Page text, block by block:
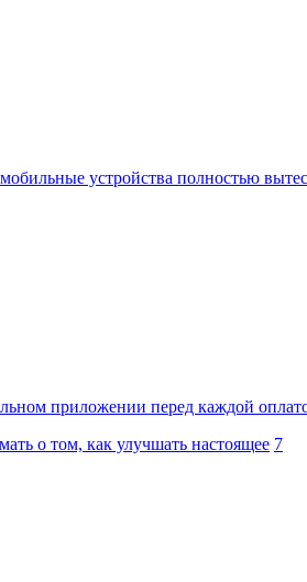
устройства полностью
приложении перед каждой
о том, как улучшать настоящее 7